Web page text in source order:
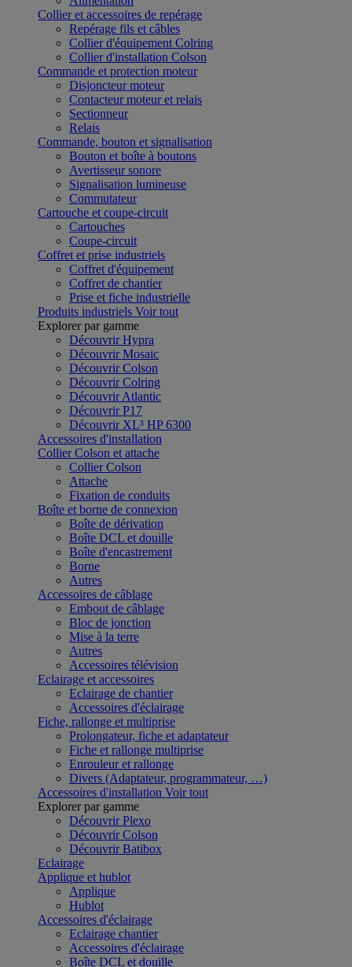
Collier et accessoires de repérage
Repérage fils et câbles
Collier d'équipement Colring
Collier d'installation Colson
Commande et protection moteur
Disjoncteur moteur
Contacteur moteur et relais
Sectionneur
Relais
Commande, bouton et signalisation
Bouton et boîte à boutons
Avertisseur sonore
Signalisation lumineuse
Commutateur
Cartouche et coupe-circuit
Cartouches
Coupe-circuit
Coffret et prise industriels
Coffret d'équipement
Coffret de chantier
Prise et fiche industrielle
Produits industriels Voir tout
Explorer par gamme
Découvrir Hypra
Découvrir Mosaic
Découvrir Colson
Découvrir Colring
Découvrir Atlantic
Découvrir P17
Découvrir XL³ HP 6300
Accessoires d'installation
Collier Colson et attache
Collier Colson
Attache
Fixation de conduits
Boîte et borne de connexion
Boîte de dérivation
Boîte DCL et douille
Boîte d'encastrement
Borne
Autres
Accessoires de câblage
Embout de câblage
Bloc de jonction
Mise à la terre
Autres
Accessoires télévision
Eclairage et accessoires
Eclairage de chantier
Accessoires d'éclairage
Fiche, rallonge et multiprise
Prolongateur, fiche et adaptateur
Fiche et rallonge multiprise
Enrouleur et rallonge
Divers (Adaptateur, programmateur, …)
Accessoires d'installation Voir tout
Explorer par gamme
Découvrir Plexo
Découvrir Colson
Découvrir Batibox
Eclairage
Applique et hublot
Applique
Hublot
Accessoires d'éclairage
Eclairage chantier
Accessoires d'éclairage
Boîte DCL et douille